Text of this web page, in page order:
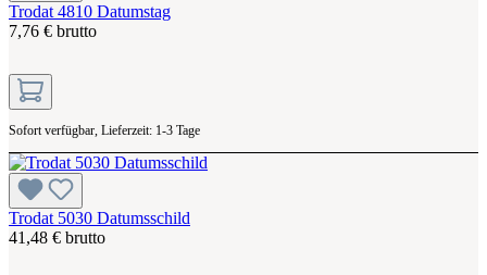
Trodat 4810 Datumstag
7,76 € brutto
Sofort verfügbar, Lieferzeit: 1-3 Tage
Trodat 5030 Datumsschild
41,48 € brutto